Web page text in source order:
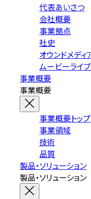
代表あいさつ
会社概要
事業拠点
社史
オウンドメディ
ムービーライ
事業概要
事業概要
事業概要トップ
事業領域
技術
品質
製品・ソリューション
製品・ソリューション